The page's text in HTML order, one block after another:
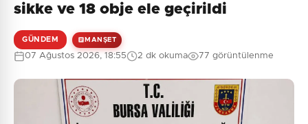
sikke ve 18 obje ele geçirildi
GÜNDEM MANŞET
07 Ağustos 2026, 18:55 2 dk okuma 77 görüntülenme